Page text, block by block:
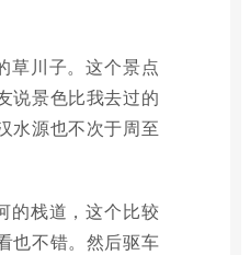
草川子。这个景点
说景色比我去过的
水源也不次于周至
的栈道，这个比较
也不错。然后驱车